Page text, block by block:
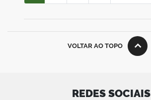
VOLTAR AO TOPO
REDES SOCIAIS